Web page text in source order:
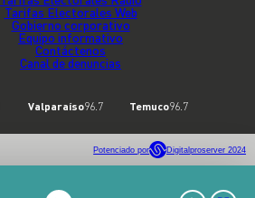
Tarifas Electorales Web
Gobierno corporativo
Equipo informativo
Contáctenos
Canal de denuncias
Valparaíso96.7 Temuco96.7
Potenciado por Digitalproserver 2024